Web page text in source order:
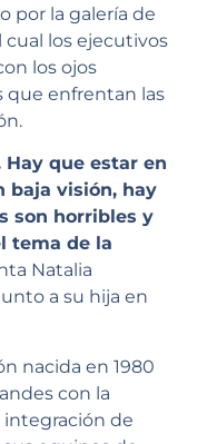
por la galería de
cual los ejecutivos
los ojos
que enfrentan las
que estar en
baja visión, hay
son horribles y
tema de la
Natalia
a su hija en
nacida en 1980
con la
de